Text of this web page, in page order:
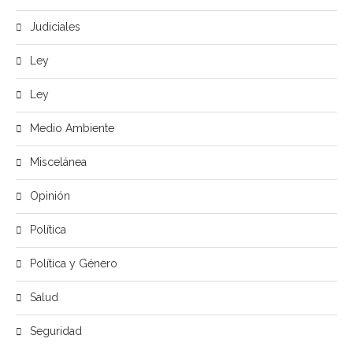
Judiciales
Ley
Ley
Medio Ambiente
Miscelánea
Opinión
Política
Política y Género
Salud
Seguridad